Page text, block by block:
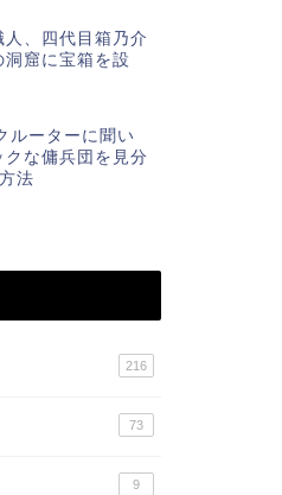
人、四代目箱乃介
洞窟に宝箱を設
ルーターに聞い
クな傭兵団を見分
法
216
73
9